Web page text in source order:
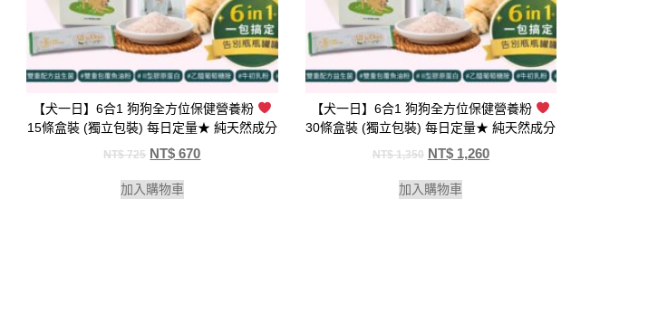
【犬一日】6合1 狗狗全方位保健營養粉
15條盒裝 (獨立包裝) 每日定量★ 純天然成分
NT$725 NT$ 670
加入購物車
【犬一日】6合1 狗狗全方位保健營養粉
30條盒裝 (獨立包裝) 每日定量★ 純天然成分
NT$1,350 NT$1,260
加入購物車